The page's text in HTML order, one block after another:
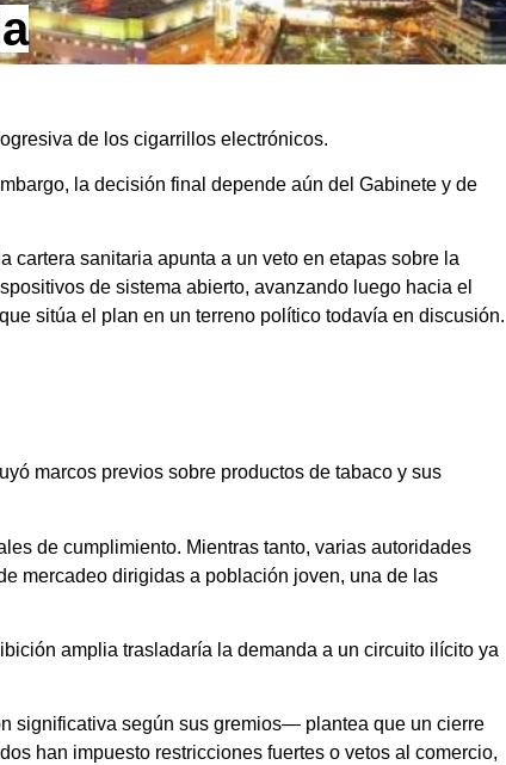
de los cigarrillos electrónicos.
la decisión final depende aún del Gabinete y de
cartera sanitaria apunta a un veto en etapas sobre la
de sistema abierto, avanzando luego hacia el
sitúa el plan en un terreno político todavía en discusión.
marcos previos sobre productos de tabaco y sus
de cumplimiento. Mientras tanto, varias autoridades
mercadeo dirigidas a población joven, una de las
amplia trasladaría la demanda a un circuito ilícito ya
significativa según sus gremios— plantea que un cierre
han impuesto restricciones fuertes o vetos al comercio,